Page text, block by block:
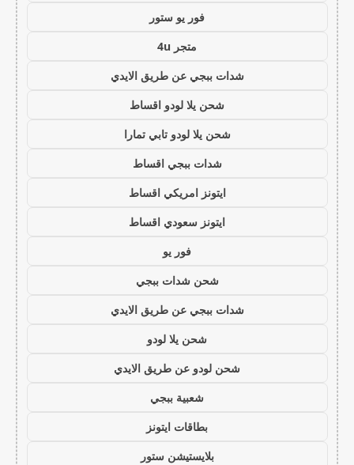
فور يو ستور
متجر 4u
شدات ببجي عن طريق الايدي
شحن يلا لودو اقساط
شحن يلا لودو تابي تمارا
شدات ببجي اقساط
ايتونز امريكي اقساط
ايتونز سعودي اقساط
فور يو
شحن شدات ببجي
شدات ببجي عن طريق الايدي
شحن يلا لودو
شحن لودو عن طريق الايدي
شعبية ببجي
بطاقات ايتونز
بلايستيشن ستور